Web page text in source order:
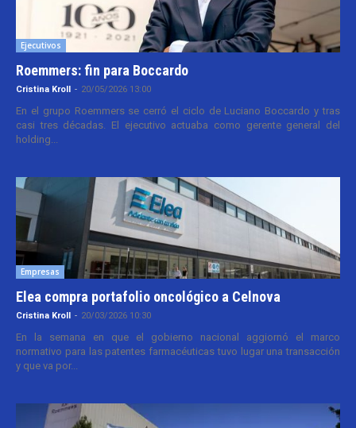
Ejecutivos
Roemmers: fin para Boccardo
Cristina Kroll - 20/05/2026 13:00
En el grupo Roemmers se cerró el ciclo de Luciano Boccardo y tras
casi tres décadas. El ejecutivo actuaba como gerente general del
holding...
Empresas
Elea compra portafolio oncológico a Celnova
Cristina Kroll - 20/03/2026 10:30
En la semana en que el gobierno nacional aggiornó el marco
normativo para las patentes farmacéuticas tuvo lugar una transacción
y que va por...